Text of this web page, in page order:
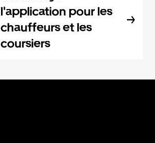
l'application pour les
chauffeurs et les
coursiers